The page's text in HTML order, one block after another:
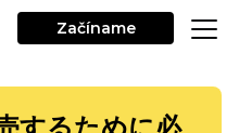
Začíname